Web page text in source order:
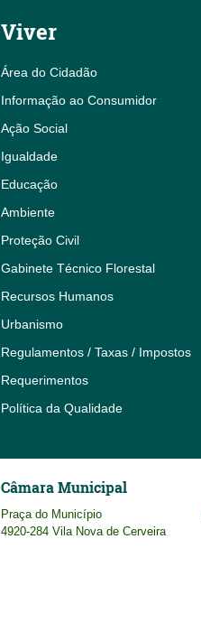
Viver
Área do Cidadão
Informação ao Consumidor
Ação Social
Igualdade
Educação
Ambiente
Proteção Civil
Gabinete Técnico Florestal
Recursos Humanos
Urbanismo
Regulamentos / Taxas / Impostos
Requerimentos
Política da Qualidade
Câmara Municipal
Praça do Município
4920-284 Vila Nova de Cerveira